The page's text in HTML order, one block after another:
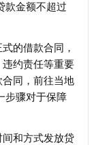
款金额不超过
的借款合同，
约责任等重要
同，前往当地
步骤对于保障
和方式发放贷